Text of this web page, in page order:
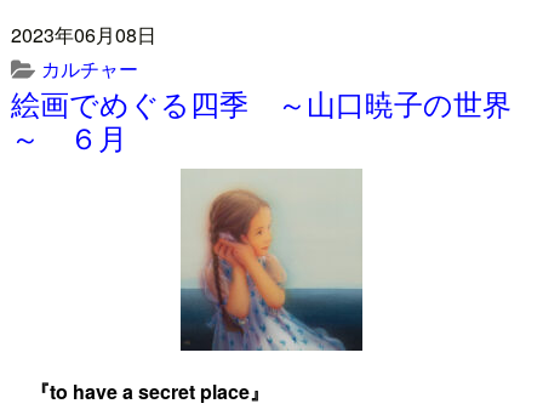
2023年06月08日
カルチャー
絵画でめぐる四季 ～山口暁子の世界
～ ６月
『to have a secret place』